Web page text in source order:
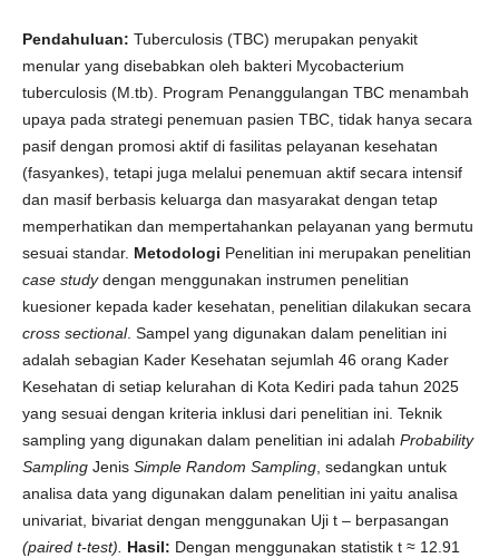
Pendahuluan: Tuberculosis (TBC) merupakan penyakit
menular yang disebabkan oleh bakteri Mycobacterium
tuberculosis (M.tb). Program Penanggulangan TBC menambah
upaya pada strategi penemuan pasien TBC, tidak hanya secara
pasif dengan promosi aktif di fasilitas pelayanan kesehatan
(fasyankes), tetapi juga melalui penemuan aktif secara intensif
dan masif berbasis keluarga dan masyarakat dengan tetap
memperhatikan dan mempertahankan pelayanan yang bermutu
sesuai standar. Metodologi Penelitian ini merupakan penelitian
case studydengan menggunakan instrumen penelitian
kuesioner kepada kader kesehatan, penelitian dilakukan secara
cross sectional. Sampel yang digunakan dalam penelitian ini
adalah sebagian Kader Kesehatan sejumlah 46 orang Kader
Kesehatan di setiap kelurahan di Kota Kediri pada tahun 2025
yang sesuai dengan kriteria inklusi dari penelitian ini. Teknik
sampling yang digunakan dalam penelitian ini adalah Probability
SamplingJenis Simple Random Sampling, sedangkan untuk
analisa data yang digunakan dalam penelitian ini yaitu analisa
univariat, bivariat dengan menggunakan Uji t – berpasangan
(paired t-test). Hasil: Dengan menggunakan statistik t ≈ 12.91